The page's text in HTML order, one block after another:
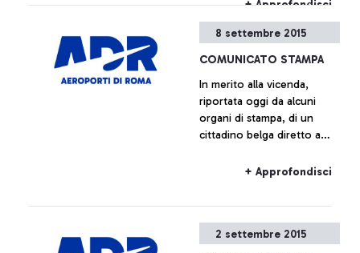
+ Approfondisci
8 settembre 2015
COMUNICATO STAMPA
In merito alla vicenda,
riportata oggi da alcuni
organi di stampa, di un
cittadino belga diretto a
salito a bordo dell’aereo
regolamenti europei e del
+ Approfondisci
2 settembre 2015